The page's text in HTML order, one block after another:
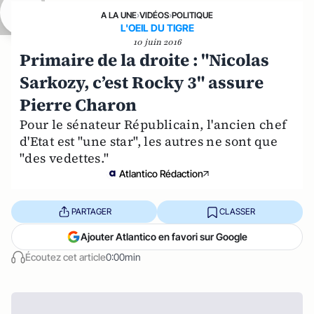
A LA UNE›VIDÉOS›POLITIQUE
L'OEIL DU TIGRE
10 juin 2016
Primaire de la droite : "Nicolas
Sarkozy, c’est Rocky 3" assure
Pierre Charon
Pour le sénateur Républicain, l'ancien chef
d'Etat est "une star", les autres ne sont que
"des vedettes."
Atlantico Rédaction
Écoutez cet article0:00min
PARTAGER CLASSER
Ajouter Atlantico en favori sur Google